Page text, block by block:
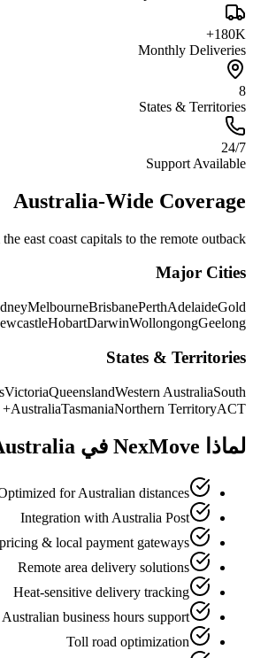
180K+
Monthly Deliveries
8
States & Territories
24/7
Support Available
Australia-Wide Coverage
east coast capitals to the remote outback
Major Cities
MelbourneBrisbanePerthAdelaideGold
HobartDarwinWollongongGeelong
States & Territories
VictoriaQueenslandWestern AustraliaSouth
AustraliaTasmaniaNorthern TerritoryACT
+
لماذا NexMove في Australia؟
for Australian distances
Integration with Australia Post
& local payment gateways
Remote area delivery solutions
Heat-sensitive delivery tracking
Australian business hours support
Toll road optimization